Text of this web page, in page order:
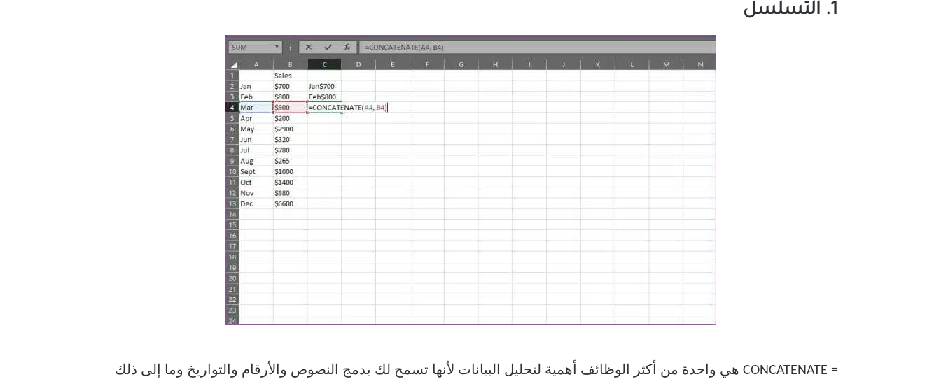
1. التسلسل
= CONCATENATE هي واحدة من أكثر الوظائف أهمية لتحليل البيانات لأنها تسمح لك بدمج النصوص والأرقام والتواريخ وما إلى ذلك